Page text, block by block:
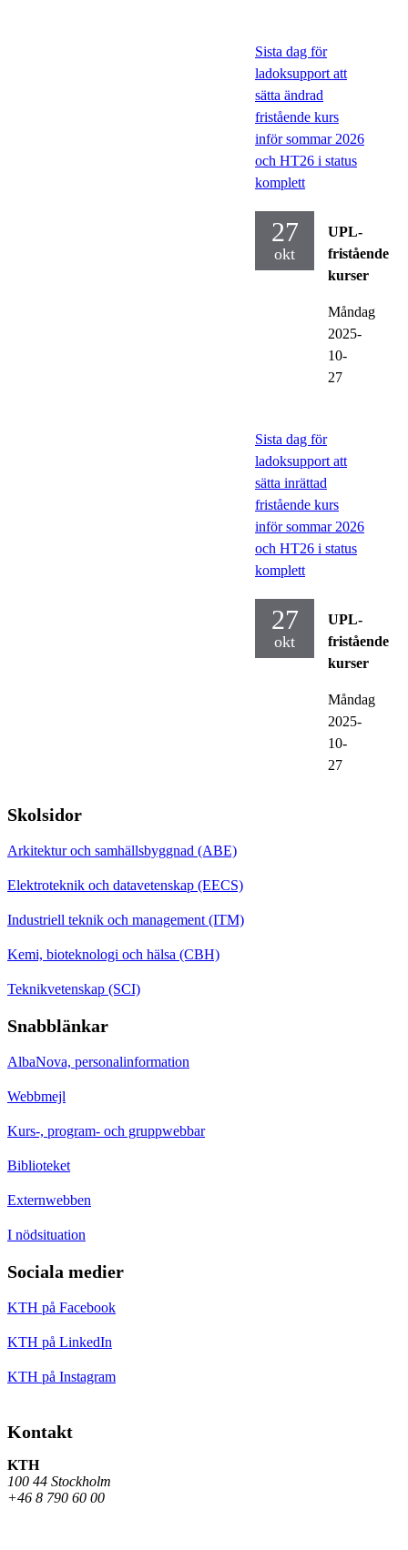
Sista dag för
ladoksupport att
sätta ändrad
fristående kurs
inför sommar 2026
och HT26 i status
komplett
27
okt
UPL-
fristående
kurser
Måndag
2025-
10-
27
Sista dag för
ladoksupport att
sätta inrättad
fristående kurs
inför sommar 2026
och HT26 i status
komplett
27
okt
UPL-
fristående
kurser
Måndag
2025-
10-
27
Skolsidor
Arkitektur och samhällsbyggnad (ABE)
Elektroteknik och datavetenskap (EECS)
Industriell teknik och management (ITM)
Kemi, bioteknologi och hälsa (CBH)
Teknikvetenskap (SCI)
Snabblänkar
AlbaNova, personalinformation
Webbmejl
Kurs-, program- och gruppwebbar
Biblioteket
Externwebben
I nödsituation
Sociala medier
KTH på Facebook
KTH på LinkedIn
KTH på Instagram
Kontakt
KTH
100 44 Stockholm
+46 8 790 60 00